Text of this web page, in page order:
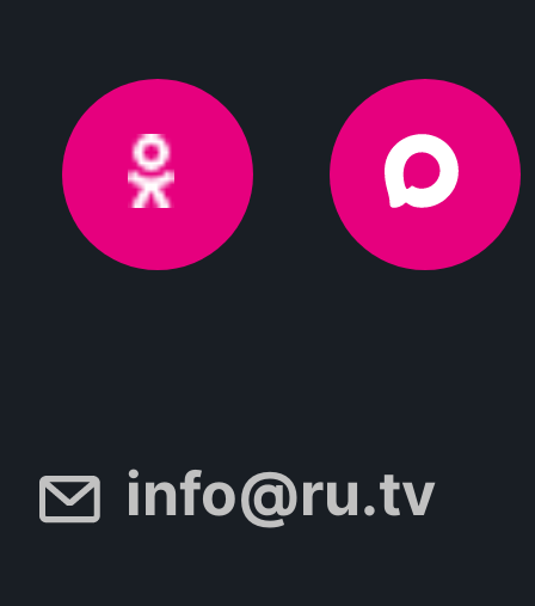
info@ru.tv